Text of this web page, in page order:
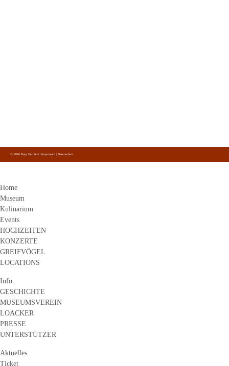
auf Facebook, Instagram und Youtube.
© 2026 Burg Heinfels | Impressum | Datenschutz
Home
Museum
Kulinarium
Events
HOCHZEITEN
KONZERTE
GREIFVÖGEL
LOCATIONS
Info
GESCHICHTE
MUSEUMSVEREIN
LOACKER
PRESSE
UNTERSTÜTZER
Aktuelles
Ticket